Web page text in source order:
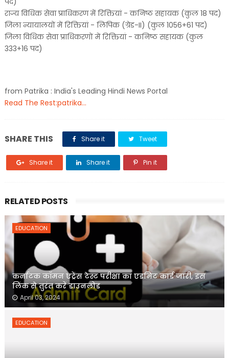
राज्य विधिक सेवा प्राधिकरण में रिक्तियां - कनिष्ठ सहायक (कुल 18 पद)
जिला न्यायालयों में रिक्तियां - लिपिक (ग्रेड-II) (कुल 1056+61 पद)
जिला विधिक सेवा प्राधिकरणों में रिक्तियां - कनिष्ठ सहायक (कुल
333+16 पद)
from Patrika : India's Leading Hindi News Portal
Read The Rest:patrika...
SHARE THIS Share it Tweet
Share it Share it Pin it
RELATED POSTS
EDUCATION
कर्नाटक कॉमन एंट्रेंस टेस्ट परीक्षा का एडमिट कार्ड जारी, इस
लिंक से तुरंत करें डाउनलोड
April 03, 2024
EDUCATION